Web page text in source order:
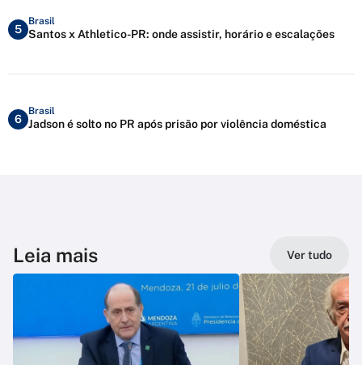
5
Brasil
Santos x Athletico-PR: onde assistir, horário e escalações
6
Brasil
Jadson é solto no PR após prisão por violência doméstica
Leia mais Ver tudo